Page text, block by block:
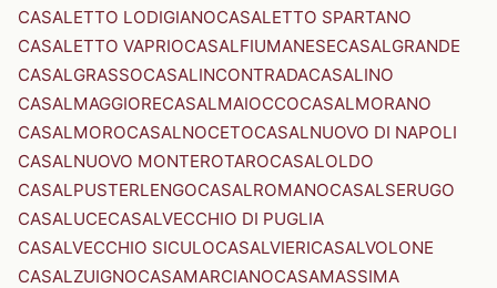
CASALETTO LODIGIANOCASALETTO SPARTANO
CASALETTO VAPRIOCASALFIUMANESECASALGRANDE
CASALGRASSOCASALINCONTRADACASALINO
CASALMAGGIORECASALMAIOCCOCASALMORANO
CASALMOROCASALNOCETOCASALNUOVO DI NAPOLI
CASALNUOVO MONTEROTAROCASALOLDO
CASALPUSTERLENGOCASALROMANOCASALSERUGO
CASALUCECASALVECCHIO DI PUGLIA
CASALVECCHIO SICULOCASALVIERICASALVOLONE
CASALZUIGNOCASAMARCIANOCASAMASSIMA